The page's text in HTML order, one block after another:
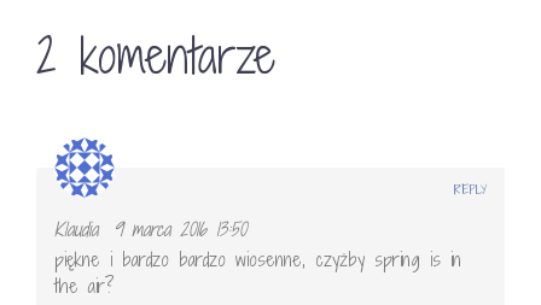
2 komentarze
Klaudia
9 marca 2016 13:50
piękne i bardzo bardzo wiosenne, czyżby spring is in
the air?
REPLY